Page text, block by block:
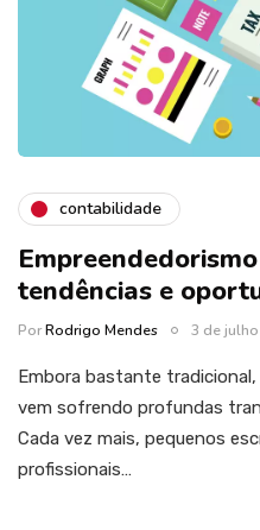
contabilidade
tendências e
PorRodrigo Mendes 3 de
Embora bastante
vem sofrendo profundas
Cada vez mais, pequenos
profissionais…